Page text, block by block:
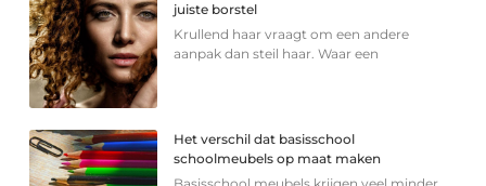
juiste borstel
Krullend haar vraagt om een andere
aanpak dan steil haar. Waar een
Het verschil dat basisschool
schoolmeubels op maat maken